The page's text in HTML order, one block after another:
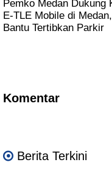
Pemko Medan Dukung
E-TLE Mobile di
Bantu Tertibkan Parkir
Komentar
Berita Terkini